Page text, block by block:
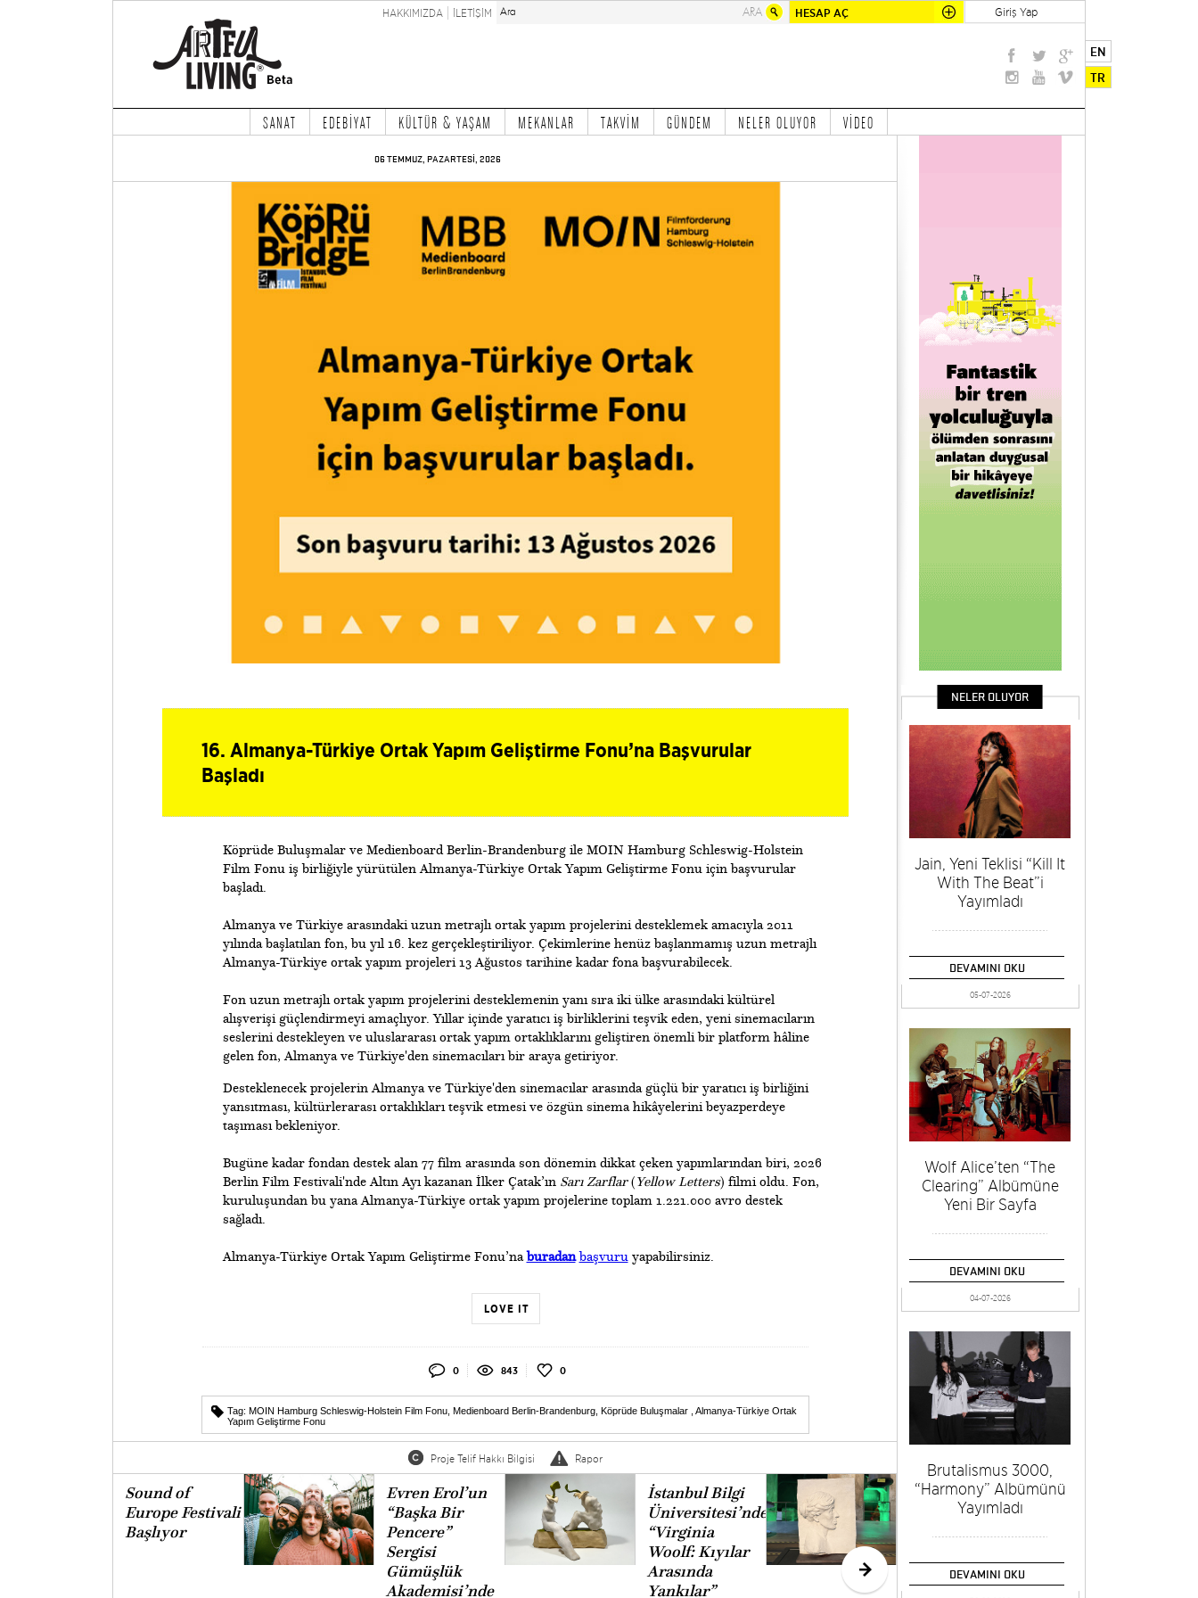
HESAP AÇ Giriş Yap
HAKKIMIZDA İLETİŞİM
EN
TR
SANAT EDEBİYAT KÜLTÜR & YAŞAM MEKANLAR TAKVİM GÜNDEM NELER OLUYOR VİDEO
06 TEMMUZ, PAZARTESİ, 2026
16. Almanya-Türkiye Ortak Yapım Geliştirme Fonu’na Başvurular
Başladı
Köprüde Buluşmalar ve Medienboard Berlin-Brandenburg ile MOIN Hamburg Schleswig-Holstein
Film Fonu iş birliğiyle yürütülen Almanya-Türkiye Ortak Yapım Geliştirme Fonu için başvurular
başladı.
Almanya ve Türkiye arasındaki uzun metrajlı ortak yapım projelerini desteklemek amacıyla 2011
yılında başlatılan fon, bu yıl 16. kez gerçekleştiriliyor. Çekimlerine henüz başlanmamış uzun metrajlı
Almanya-Türkiye ortak yapım projeleri 13 Ağustos tarihine kadar fona başvurabilecek.
Fon uzun metrajlı ortak yapım projelerini desteklemenin yanı sıra iki ülke arasındaki kültürel
alışverişi güçlendirmeyi amaçlıyor. Yıllar içinde yaratıcı iş birliklerini teşvik eden, yeni sinemacıların
seslerini destekleyen ve uluslararası ortak yapım ortaklıklarını geliştiren önemli bir platform hâline
gelen fon, Almanya ve Türkiye'den sinemacıları bir araya getiriyor.
Desteklenecek projelerin Almanya ve Türkiye'den sinemacılar arasında güçlü bir yaratıcı iş birliğini
yansıtması, kültürlerarası ortaklıkları teşvik etmesi ve özgün sinema hikâyelerini beyazperdeye
taşıması bekleniyor.
Bugüne kadar fondan destek alan 77 film arasında son dönemin dikkat çeken yapımlarından biri, 2026
Berlin Film Festivali'nde Altın Ayı kazanan İlker Çatak’ın Sarı Zarflar(Yellow Letters) filmi oldu. Fon,
kuruluşundan bu yana Almanya-Türkiye ortak yapım projelerine toplam 1.221.000 avro destek
sağladı.
​Almanya-Türkiye Ortak Yapım Geliştirme Fonu’naburadan başvuruyapabilirsiniz.
LOVE IT
0 843 0
Tag: MOIN Hamburg Schleswig-Holstein Film Fonu Medienboard Berlin-Brandenburg Köprüde Buluşmalar
Almanya-Türkiye Ortak
Yapım Geliştirme Fonu
Proje Telif Hakkı Bilgisi Rapor
Sound of
Europe Festivali
Başlıyor
Evren Erol’un
“Başka Bir
Pencere”
Sergisi
Gümüşlük
Akademisi’nde
İstanbul Bilgi
Üniversitesi’nden
“Virginia
Woolf: Kıyılar
Arasında
Yankılar”
30. İstanbul
Tiyatro
Festivali
İki Yeni Oyun
Duyuruldu
NELER OLUYOR
Jain, Yeni Teklisi “Kill It
With The Beat”i
Yayımladı
DEVAMINI OKU
05-07-2026
Wolf Alice’ten “The
Clearing” Albümüne
Yeni Bir Sayfa
DEVAMINI OKU
04-07-2026
Brutalismus 3000,
“Harmony” Albümünü
Yayımladı
DEVAMINI OKU